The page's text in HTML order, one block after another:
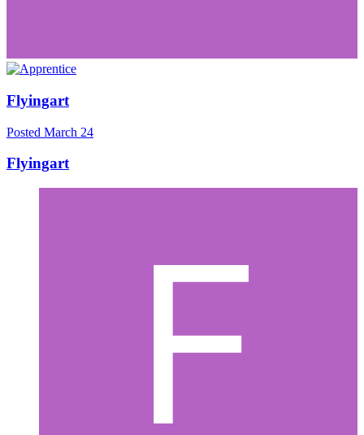
Flyingart
Posted March 24
Flyingart